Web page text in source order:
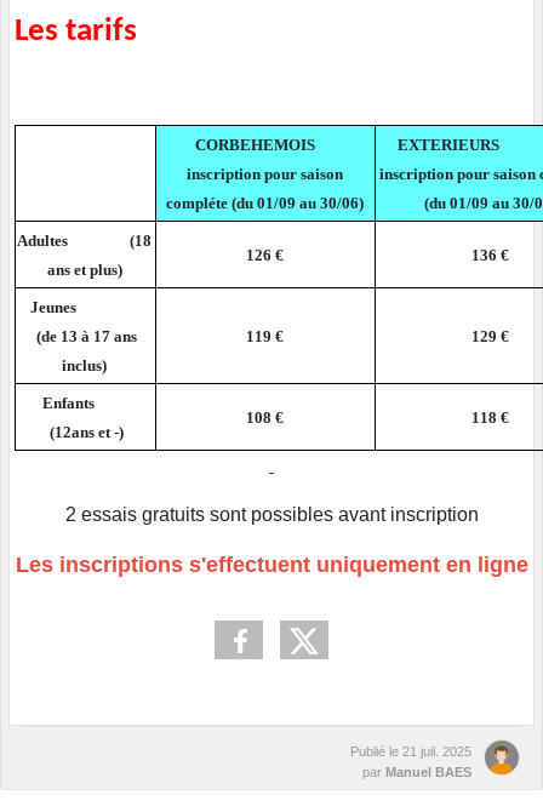
Les tarifs
CORBEHEMOIS
inscription pour saison
compléte (du 01/09 au 30/06)
inscription pour saison
(du 01/09 au 30/
Adultes (18
ans et plus)
126 € 136 €
Jeunes
(de 13 à 17 ans
inclus)
119 € 129 €
Enfants
(12ans et -)
108 € 118 €
2 essais gratuits sont possibles avant inscription
Les inscriptions s'effectuent uniquement en ligne
Publié le 21 juil. 2025
par Manuel BAES